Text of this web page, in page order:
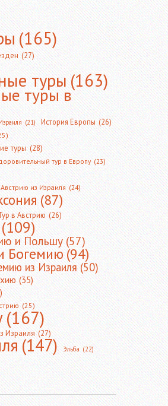
(165)
(27)
туры(163)
туры в
(21) История Европы (26)
туры (28)
тур в Европу (23)
из Израиля (24)
(87)
в Австрию (26)
(109)
и Польшу (57)
Богемию(94)
из Израиля (50)
(35)
(25)
(167)
Израиля (27)
(147) Эльба (22)